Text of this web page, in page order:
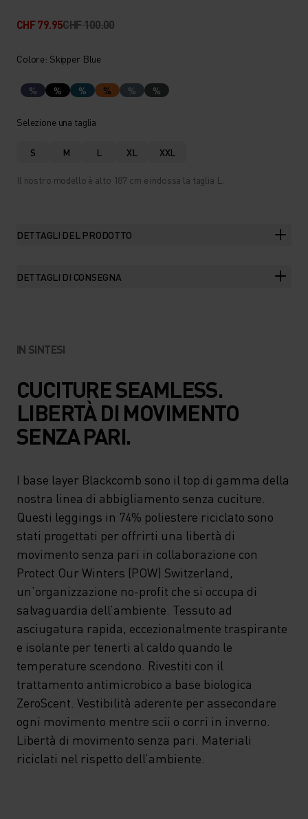
CHF 79.95CHF 100.00
Colore: Skipper Blue
% % % % % %
Selezione una taglia
S M L XL XXL
Il nostro modello è alto 187 cm e indossa la taglia L.
DETTAGLI DEL PRODOTTO
DETTAGLI DI CONSEGNA
IN SINTESI
CUCITURE SEAMLESS.
LIBERTÀ DI MOVIMENTO
SENZA PARI.
I base layer Blackcomb sono il top di gamma della
nostra linea di abbigliamento senza cuciture.
Questi leggings in 74% poliestere riciclato sono
stati progettati per offrirti una libertà di
movimento senza pari in collaborazione con
Protect Our Winters (POW) Switzerland,
un’organizzazione no-profit che si occupa di
salvaguardia dell’ambiente. Tessuto ad
asciugatura rapida, eccezionalmente traspirante
e isolante per tenerti al caldo quando le
temperature scendono. Rivestiti con il
trattamento antimicrobico a base biologica
ZeroScent. Vestibilità aderente per assecondare
ogni movimento mentre scii o corri in inverno.
Libertà di movimento senza pari. Materiali
riciclati nel rispetto dell’ambiente.